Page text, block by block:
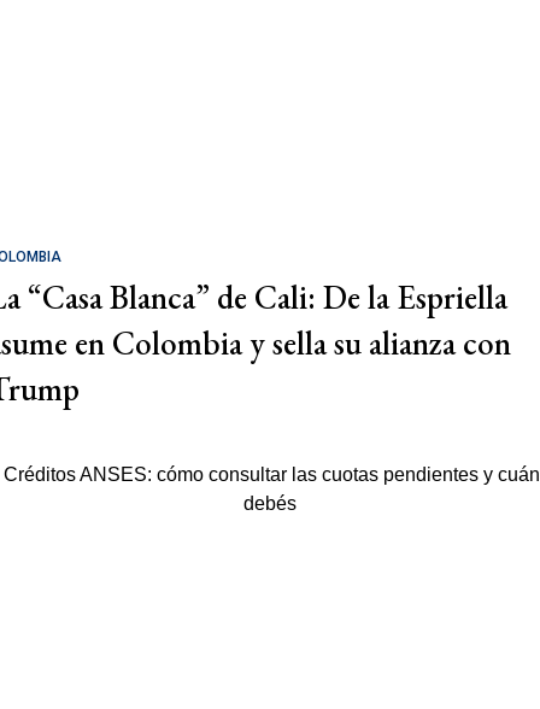
“Casa Blanca” de Cali: De la Espriella
en Colombia y sella su alianza con